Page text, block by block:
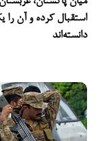
استقبال کرده و آن را
دانسته‌اند